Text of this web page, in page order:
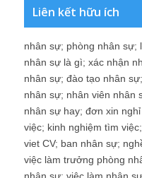
Liên kết hữu ích
nhân sự; phòng nhân sự;
nhân sự là gì; xác nhận
nhân sự; đào tạo nhân sự;
nhân sự; nhân viên nhân
nhân sự hay; đơn xin
việc; kinh nghiệm tìm việc;
viet CV; ban nhân sự;
việc làm trưởng phòng